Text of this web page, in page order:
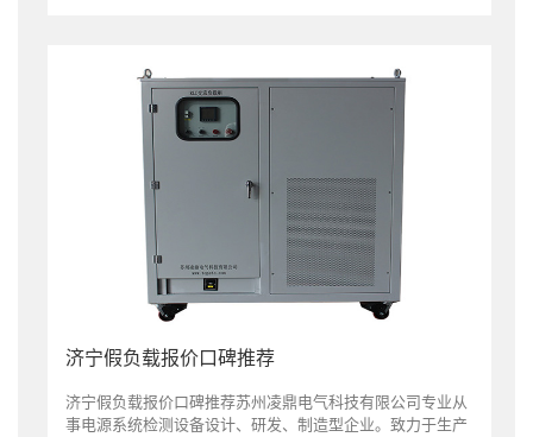
济宁假负载报价口碑推荐
济宁假负载报价口碑推荐苏州凌鼎电气科技有限公司专业从
事电源系统检测设备设计、研发、制造型企业。致力于生产